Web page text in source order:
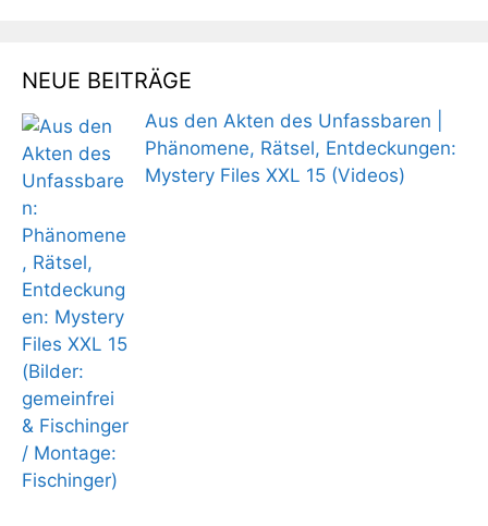
NEUE BEITRÄGE
Aus den Akten des Unfassbaren |
Phänomene, Rätsel, Entdeckungen:
Mystery Files XXL 15 (Videos)